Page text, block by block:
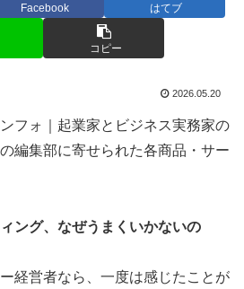
Facebook はてブ
コピー
2026.05.20
フォ｜起業家とビジネス実務家の
編集部に寄せられた各商品・サー
ング、なぜうまくいかないの
経営者なら、一度は感じたことが